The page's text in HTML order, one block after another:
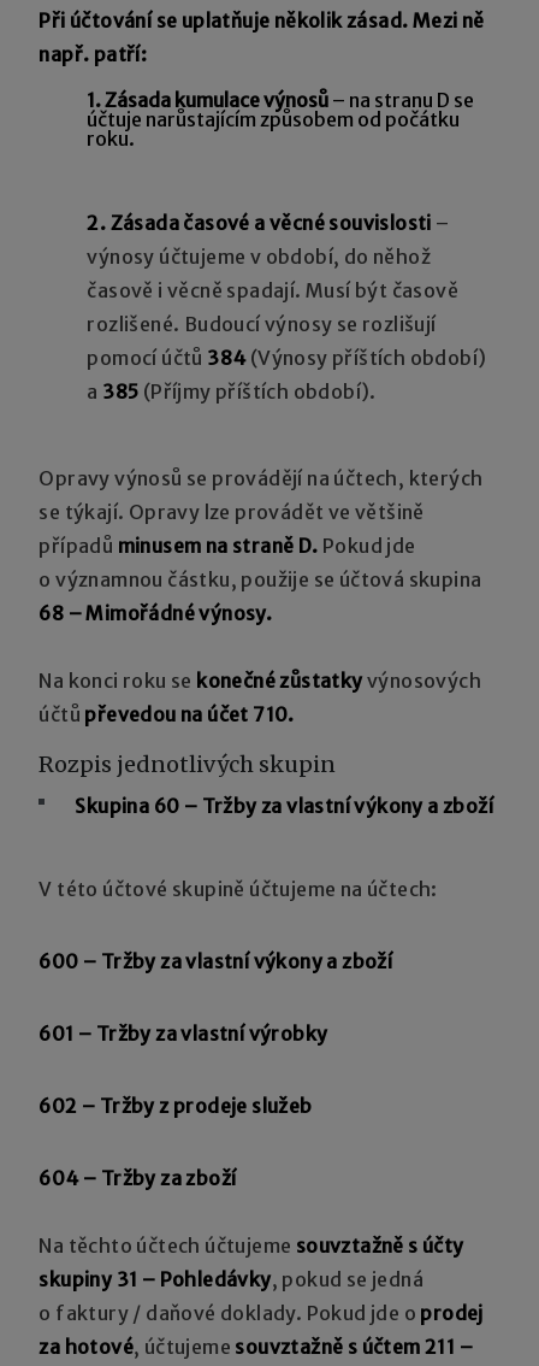
Při účtování se uplatňuje několik zásad. Mezi ně
např. patří:
1. Zásada kumulace výnosů – na stranu D se
účtuje narůstajícím způsobem od počátku
roku.
2. Zásada časové a věcné souvislosti –
výnosy účtujeme v období, do něhož
časově i věcně spadají. Musí být časově
rozlišené. Budoucí výnosy se rozlišují
pomocí účtů 384(Výnosy příštích období)
a 385 (Příjmy příštích období).
Opravy výnosů se provádějí na účtech, kterých
se týkají. Opravy lze provádět ve většině
případů minusem na straně D. Pokud jde
o významnou částku, použije se účtová skupina
68 – Mimořádné výnosy.
Na konci roku se konečné zůstatkyvýnosových
účtů převedou na účet 710.
Rozpis jednotlivých skupin
Skupina 60 – Tržby za vlastní výkony a zboží
V této účtové skupině účtujeme na účtech:
600 – Tržby za vlastní výkony a zboží
601 – Tržby za vlastní výrobky
602 – Tržby z prodeje služeb
604 – Tržby za zboží
Na těchto účtech účtujeme souvztažně s účty
skupiny 31 – Pohledávky, pokud se jedná
o faktury / daňové doklady. Pokud jde o prodej
za hotové, účtujeme souvztažně s účtem 211 –